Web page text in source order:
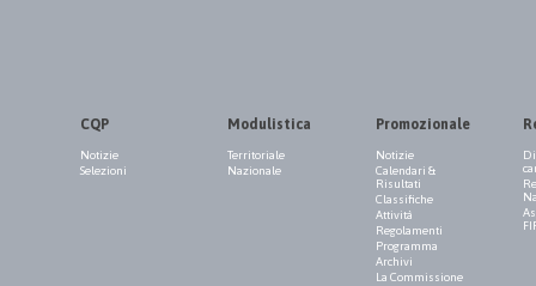
CQP
Notizie
Selezioni
Modulistica
Territoriale
Nazionale
Promozionale
Notizie
Calendari &
Risultati
Classifiche
Attività
Regolamenti
Programma
Archivi
La Commissione